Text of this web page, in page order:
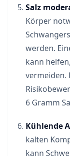
Salz
Körper
werden.
kann
vermeiden.
6 Gramm
Kühlende
kalten
kann